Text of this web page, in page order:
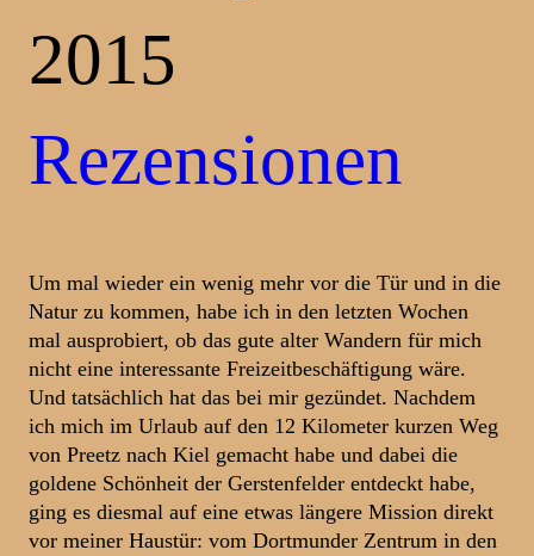
2015
Rezensionen
Um mal wieder ein wenig mehr vor die Tür und in die
Natur zu kommen, habe ich in den letzten Wochen
mal ausprobiert, ob das gute alter Wandern für mich
nicht eine interessante Freizeitbeschäftigung wäre.
Und tatsächlich hat das bei mir gezündet. Nachdem
ich mich im Urlaub auf den 12 Kilometer kurzen Weg
von Preetz nach Kiel gemacht habe und dabei die
goldene Schönheit der Gerstenfelder entdeckt habe,
ging es diesmal auf eine etwas längere Mission direkt
vor meiner Haustür: vom Dortmunder Zentrum in den